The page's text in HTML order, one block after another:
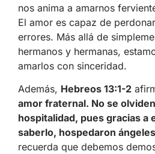
nos anima a amarnos
El amor es capaz de
errores. Más allá de
hermanos y hermanas,
amarlos con sinceridad.
Además, Hebreos 13:1-2
amor fraternal. No se
hospitalidad, pues gracias a
saberlo, hospedaron
recuerda que debemos